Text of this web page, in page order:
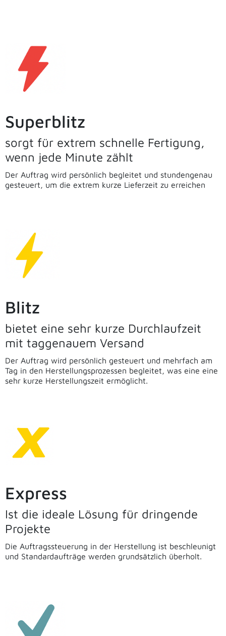
Superblitz
sorgt für extrem schnelle Fertigung,
wenn jede Minute zählt
Der Auftrag wird persönlich begleitet und stundengenau
gesteuert, um die extrem kurze Lieferzeit zu erreichen
Blitz
bietet eine sehr kurze Durchlaufzeit
mit taggenauem Versand
Der Auftrag wird persönlich gesteuert und mehrfach am
Tag in den Herstellungsprozessen begleitet, was eine eine
sehr kurze Herstellungszeit ermöglicht.
Express
Ist die ideale Lösung für dringende
Projekte
Die Auftragssteuerung in der Herstellung ist beschleunigt
und Standardaufträge werden grundsätzlich überholt.